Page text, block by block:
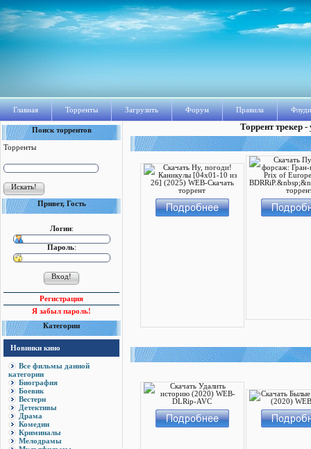
Главная Торренты Загрузить Форум Правила
Поиск торрентов
Торренты
Привет, Гость
Логин:
Пароль:
Регистрация
Я забыл пароль!
Категории
Новинки кино
Все фильмы данной
категории
Биография
Боевик
Вестерн
Детективы
Драма
Комедии
Криминалы
Мелодрамы
Торрент трекер